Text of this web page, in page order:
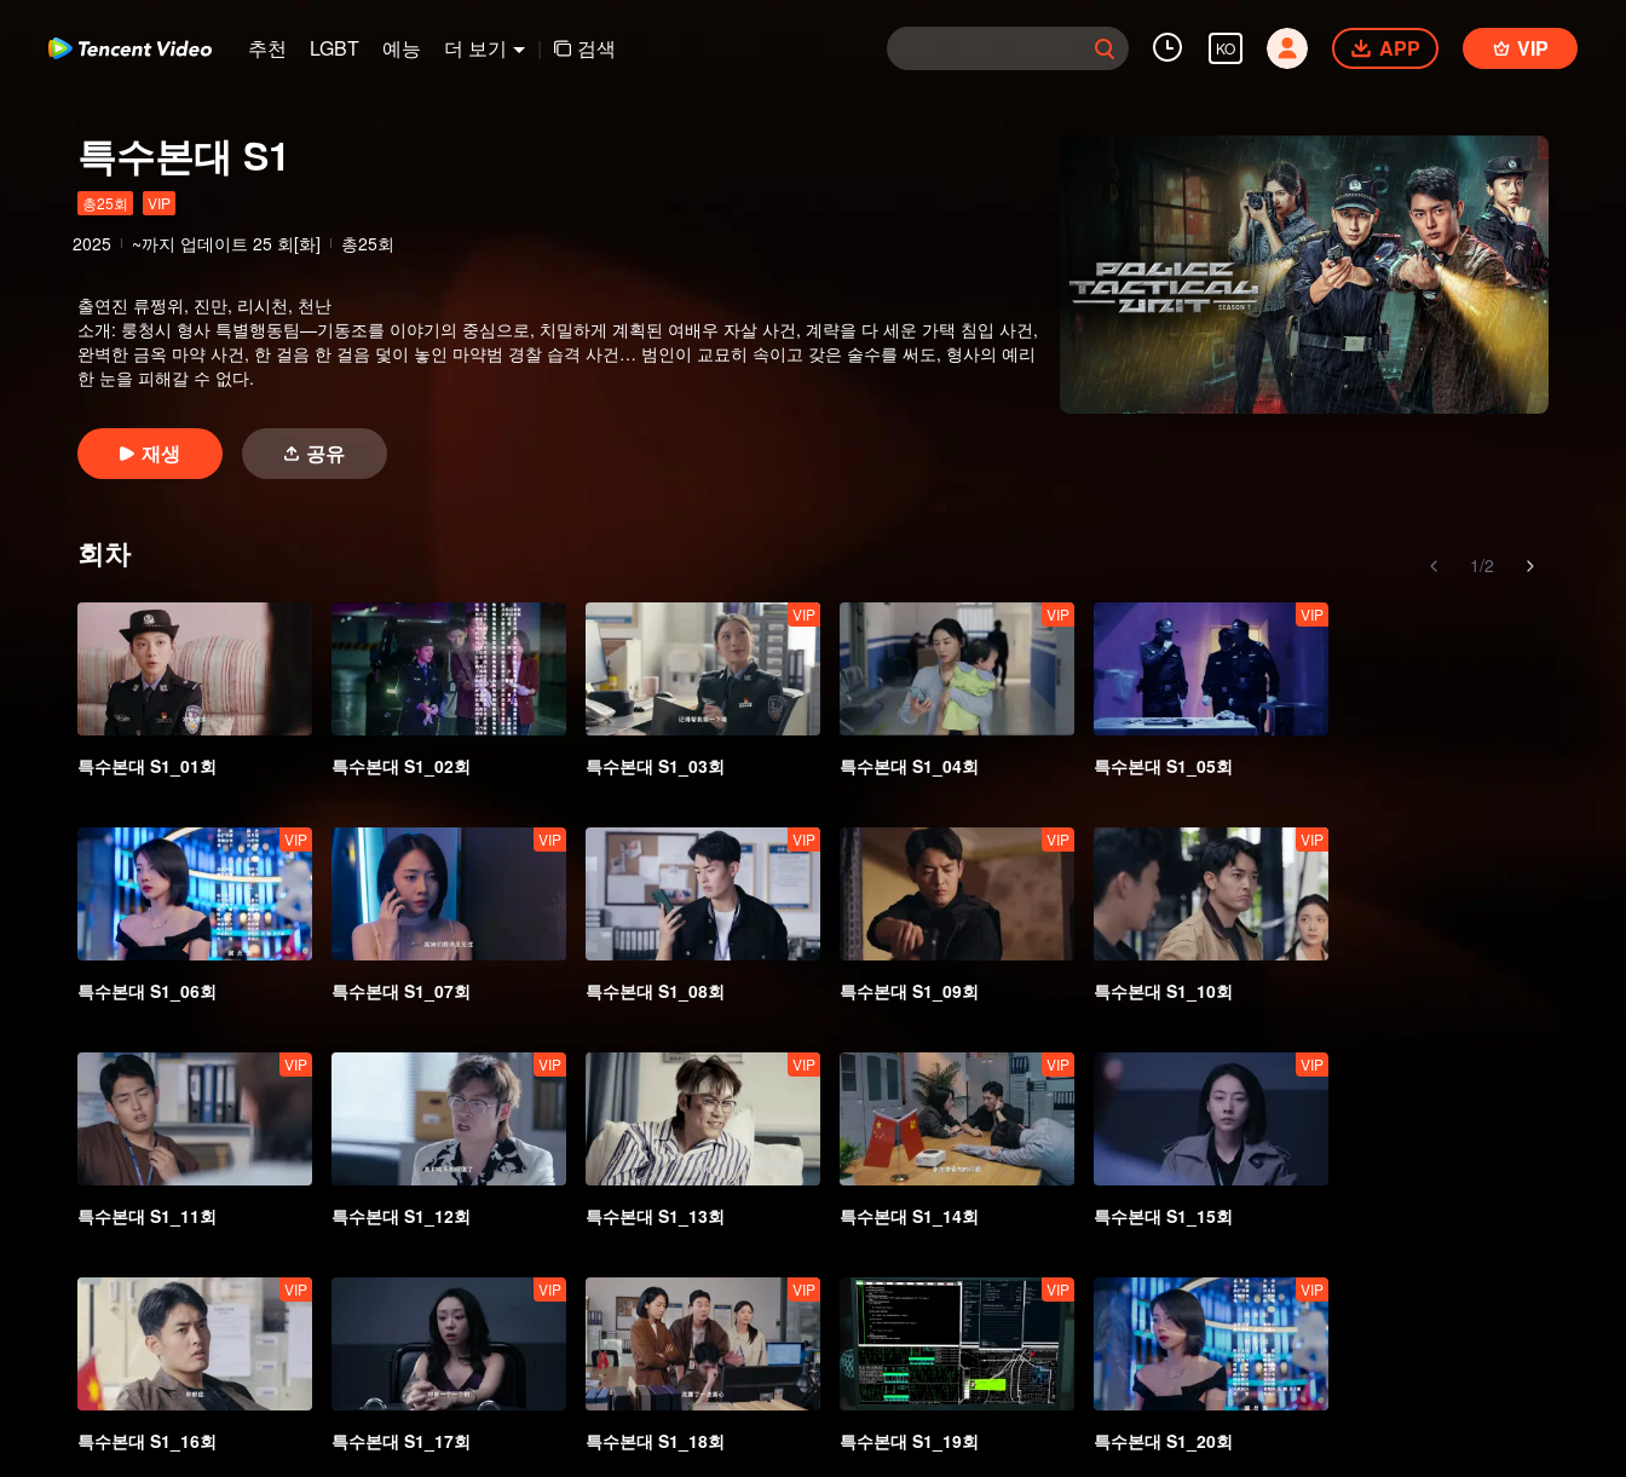
추천 LGBT 예능 더 보기 | 검색 KO APP VIP
특수본대 S1
총25회 VIP
2025 ~까지 업데이트 25 회[화] 총25회
출연진 류쩡위, 진만, 리시천, 천난
소개: 룽청시 형사 특별행동팀—기동조를 이야기의 중심으로, 치밀하게 계획된 여배우 자살 사건, 계략을 다 세운 가택 침입 사건,
완벽한 금옥 마약 사건, 한 걸음 한 걸음 덫이 놓인 마약범 경찰 습격 사건… 범인이 교묘히 속이고 갖은 술수를 써도, 형사의 예리
한 눈을 피해갈 수 없다.
재생 공유
회차 1/2
특수본대 S1_01회 특수본대 S1_02회
VIP
특수본대 S1_03회
VIP
특수본대 S1_04회
VIP
특수본대 S1_05회
VIP
특수본대 S1_06회
VIP
특수본대 S1_07회
VIP
특수본대 S1_08회
VIP
특수본대 S1_09회
VIP
특수본대 S1_10회
VIP
특수본대 S1_11회
VIP
특수본대 S1_12회
VIP
특수본대 S1_13회
VIP
특수본대 S1_14회
VIP
특수본대 S1_15회
VIP
특수본대 S1_16회
VIP
특수본대 S1_17회
VIP
특수본대 S1_18회
VIP
특수본대 S1_19회
VIP
특수본대 S1_20회